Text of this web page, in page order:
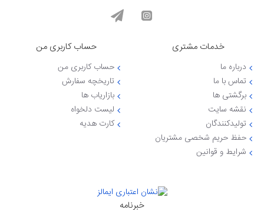
خدمات مشتری
درباره ما
تماس با ما
برگشتی ها
نقشه سایت
تولیدکنندگان
حفظ حریم شخصی مشتریان
شرایط و قوانین
حساب کاربری من
حساب کاربری من
تاریخچه سفارش
بازاریاب ها
لیست دلخواه
کارت هدیه
خبرنامه